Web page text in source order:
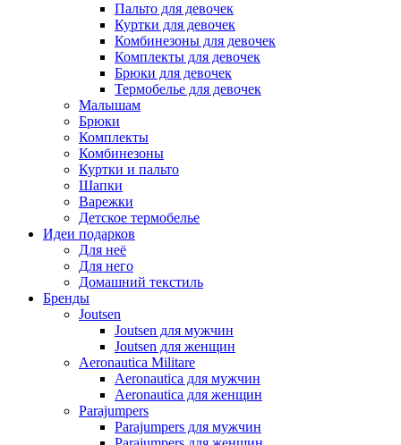
Пальто для девочек
Куртки для девочек
Комбинезоны для девочек
Комплекты для девочек
Брюки для девочек
Термобелье для девочек
Малышам
Брюки
Комплекты
Комбинезоны
Куртки и пальто
Шапки
Варежки
Детское термобелье
Идеи подарков
Для неё
Для него
Домашний текстиль
Бренды
Joutsen
Joutsen для мужчин
Joutsen для женщин
Aeronautica Militare
Aeronautica для мужчин
Aeronautica для женщин
Parajumpers
Parajumpers для мужчин